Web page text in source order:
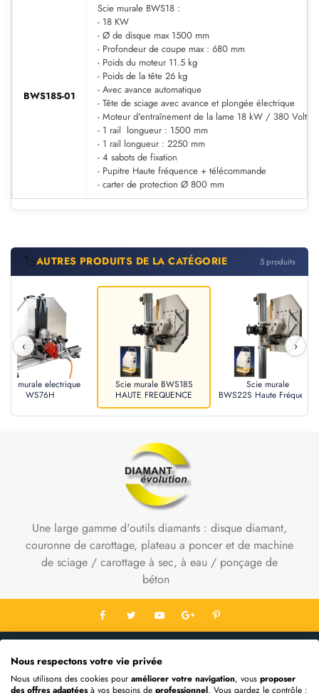
BWS18S-01
Scie murale BWS18 :
- 18 KW
- Ø de disque max 1500 mm
- Profondeur de coupe max : 680 mm
- Poids du moteur 11.5 kg
- Poids de la tête 26 kg
- Avec avance automatique
- Tête de sciage avec avance et plongée électrique
- Moteur d'entraînement de la lame 18 kW / 380 Volts
- 1 rail longueur : 1500 mm
- 1 rail longueur : 2250 mm
- 4 sabots de fixation
- Pupitre Haute fréquence + télécommande
- carter de protection Ø 800 mm
🏷️AUTRES PRODUITS DE LA CATÉGORIE 5 produits
‹ ›
Scie murale electrique
WS76H
Scie murale BWS18S
HAUTE FREQUENCE
Scie murale
BWS22S Haute Fréquence
Une large gamme d'outils diamants : disque diamant,
couronne de carottage, plateau a poncer et de machine
de sciage / carottage à sec, à eau / ponçage de
béton
Informations
Nous respectons votre vie privée
Nous utilisons des cookies pour améliorer votre navigation, vous proposer
des offres adaptéesà vos besoins de professionnel. Vous gardez le contrôle :